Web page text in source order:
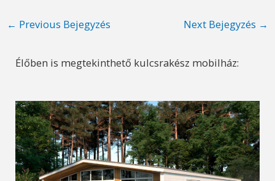
Post
← Previous Bejegyzés Next Bejegyzés →
Élőben is megtekinthető kulcsrakész mobilház: